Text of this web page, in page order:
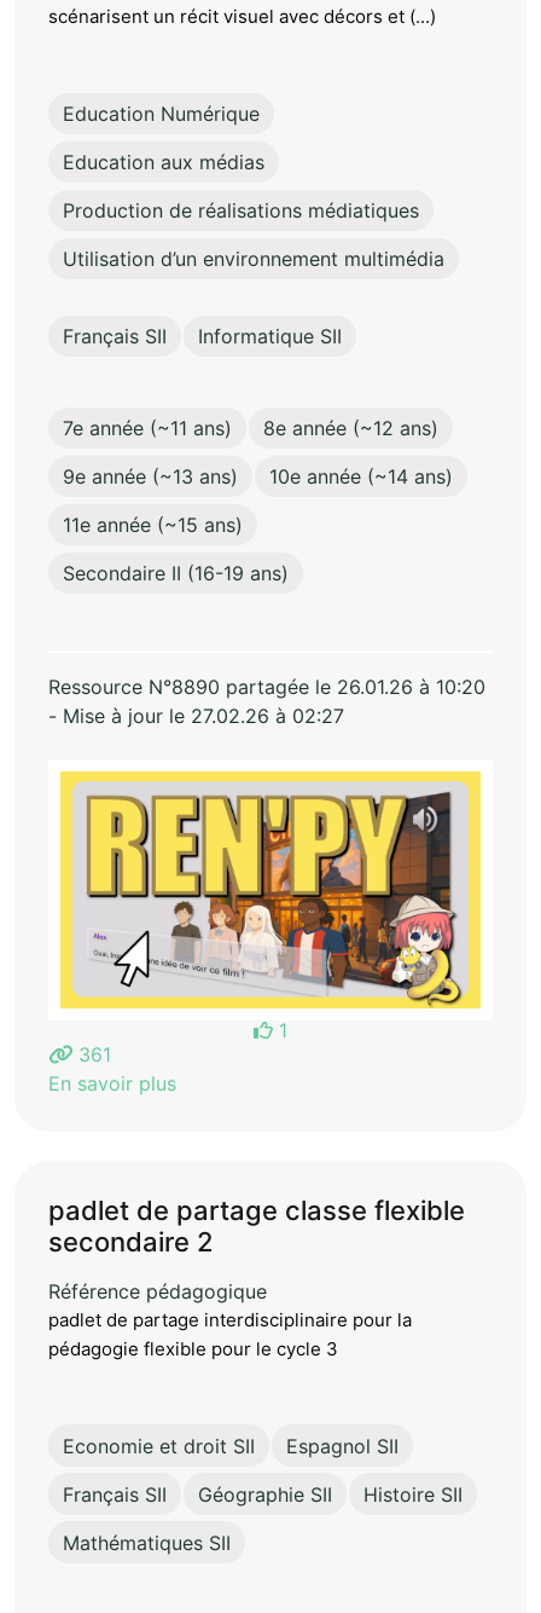
scénarisent un récit visuel avec décors et (...)
Education Numérique
Education aux médias
Production de réalisations médiatiques
Utilisation d’un environnement multimédia
Français SII Informatique SII
7e année (~11 ans)
8e année (~12 ans)
9e année (~13 ans)
10e année (~14 ans)
11e année (~15 ans)
Secondaire II (16-19 ans)
Ressource N°8890 partagée le 26.01.26 à 10:20
- Mise à jour le 27.02.26 à 02:27
1
361
En savoir plus
padlet de partage classe flexible
secondaire 2
Référence pédagogique
padlet de partage interdisciplinaire pour la
pédagogie flexible pour le cycle 3
Economie et droit SII
Espagnol SII
Français SII
Géographie SII
Histoire SII
Mathématiques SII